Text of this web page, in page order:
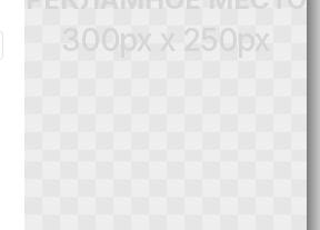
300px x 250px